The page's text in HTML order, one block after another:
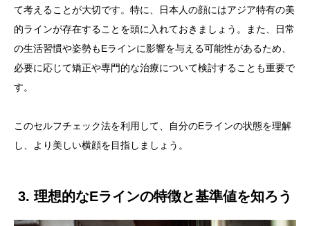
て考えることが大切です。特に、日本人の顔にはアジア特有の美
的ラインが存在することを頭に入れておきましょう。また、日常
の生活習慣や姿勢もEラインに影響を与える可能性があるため、
必要に応じて矯正や専門的な治療について検討することも重要で
す。
このセルフチェック法を利用して、自分のEラインの状態を理解
し、より美しい横顔を目指しましょう。
3. 理想的なEラインの特徴と基準値を知ろう